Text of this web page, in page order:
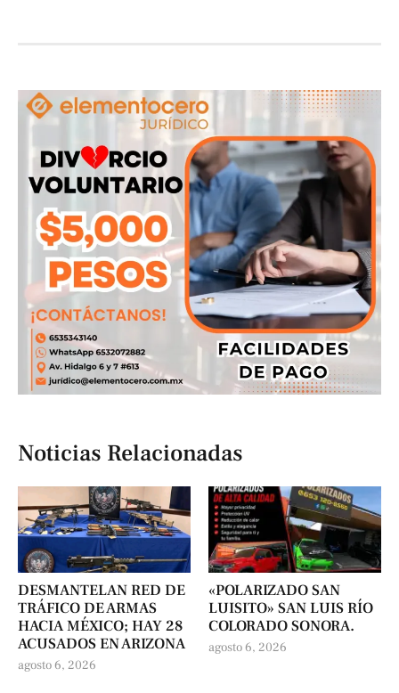
Noticias Relacionadas
DESMANTELAN RED DE
TRÁFICO DE ARMAS
HACIA MÉXICO; HAY 28
ACUSADOS EN ARIZONA
agosto 6, 2026
«POLARIZADO SAN
LUISITO» SAN LUIS RÍO
COLORADO SONORA.
agosto 6, 2026